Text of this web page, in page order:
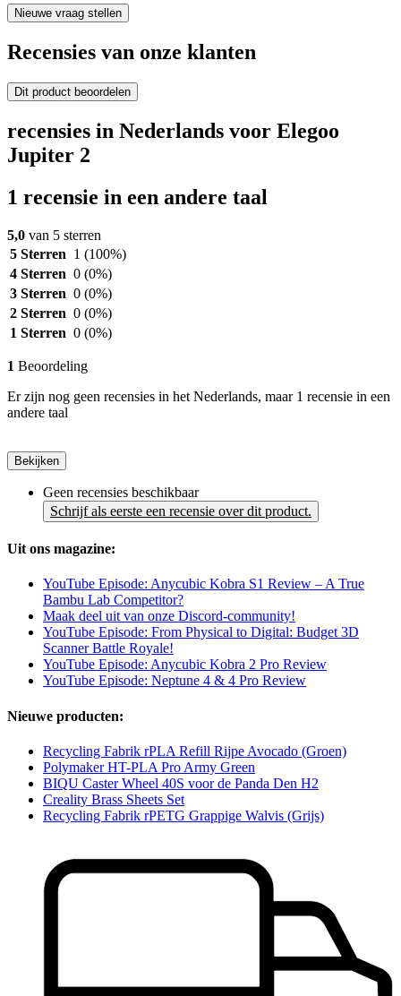
Nieuwe vraag stellen
Recensies van onze klanten
Dit product beoordelen
recensies in Nederlands voor Elegoo
Jupiter 2
1 recensie in een andere taal
5,0 van 5 sterren
5 Sterren 1 (100%)
4 Sterren 0 (0%)
3 Sterren 0 (0%)
2 Sterren 0 (0%)
1 Sterren 0 (0%)
1 Beoordeling
Er zijn nog geen recensies in het Nederlands, maar 1 recensie in een
andere taal
Bekijken
Geen recensies beschikbaar
Schrijf als eerste een recensie over dit product.
Uit ons magazine:
YouTube Episode: Anycubic Kobra S1 Review – A True
Bambu Lab Competitor?
Maak deel uit van onze Discord-community!
YouTube Episode: From Physical to Digital: Budget 3D
Scanner Battle Royale!
YouTube Episode: Anycubic Kobra 2 Pro Review
YouTube Episode: Neptune 4 & 4 Pro Review
Nieuwe producten:
Recycling Fabrik rPLA Refill Rijpe Avocado (Groen)
Polymaker HT-PLA Pro Army Green
BIQU Caster Wheel 40S voor de Panda Den H2
Creality Brass Sheets Set
Recycling Fabrik rPETG Grappige Walvis (Grijs)